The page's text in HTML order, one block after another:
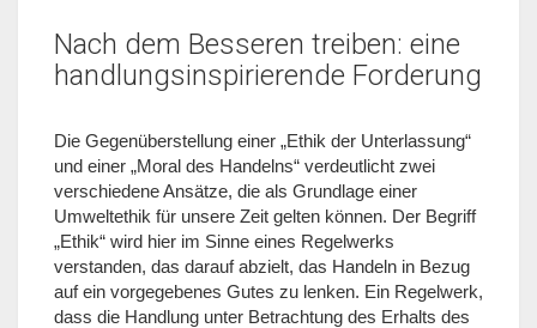
Nach dem Besseren treiben: eine
handlungsinspirierende Forderung
Die Gegenüberstellung einer „Ethik der Unterlassung“
und einer „Moral des Handelns“ verdeutlicht zwei
verschiedene Ansätze, die als Grundlage einer
Umweltethik für unsere Zeit gelten können. Der Begriff
„Ethik“ wird hier im Sinne eines Regelwerks
verstanden, das darauf abzielt, das Handeln in Bezug
auf ein vorgegebenes Gutes zu lenken. Ein Regelwerk,
dass die Handlung unter Betrachtung des Erhalts des